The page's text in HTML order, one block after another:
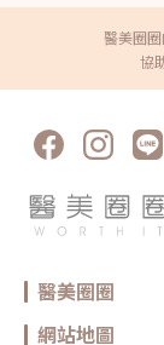
醫美圈
協
醫美圈圈
網站地圖